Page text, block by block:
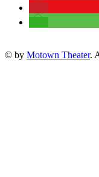
© by Motown Theater.